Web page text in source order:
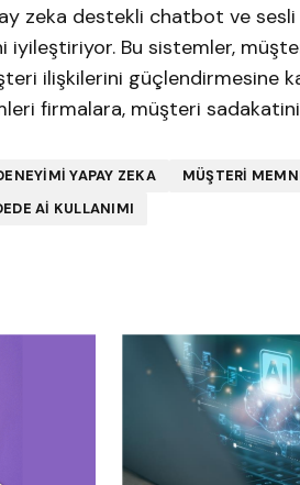
zeka destekli chatbot ve sesli
iyileştiriyor. Bu sistemler,
ilişkilerini güçlendirmesine
firmalara, müşteri
YAPAY ZEKA MÜŞTERI
AI KULLANIMI